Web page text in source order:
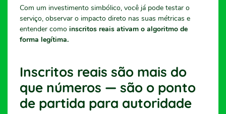
Com um investimento simbólico, você já pode testar o
serviço, observar o impacto direto nas suas métricas e
entender como inscritos reais ativam o algoritmo de
forma legítima.
Inscritos reais são mais do
que números — são o ponto
de partida para autoridade